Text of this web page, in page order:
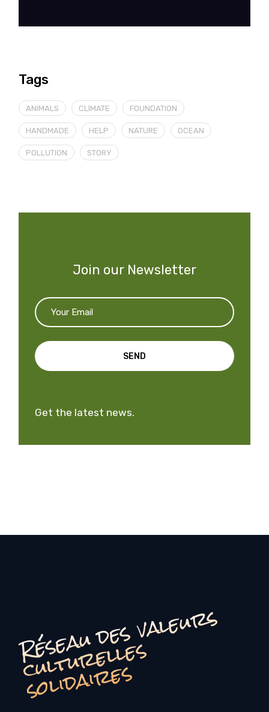
Tags
ANIMALS CLIMATE FOUNDATION
HANDMADE HELP NATURE OCEAN
POLLUTION STORY
Join our Newsletter
SEND
Get the latest news.
R
é
s
e
a
u
d
e
s
v
a
l
e
u
r
s
c
u
l
t
u
r
e
l
l
e
s
s
o
li
d
ai
r
e
s